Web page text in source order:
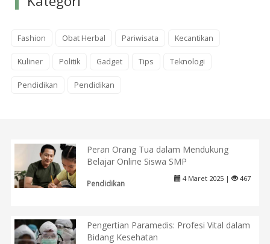
Fashion Obat Herbal Pariwisata Kecantikan
Kuliner Politik Gadget Tips Teknologi
Pendidikan Pendidikan
Peran Orang Tua dalam Mendukung
Belajar Online Siswa SMP
Pendidikan
4 Maret 2025 | 467
Pengertian Paramedis: Profesi Vital dalam
Bidang Kesehatan